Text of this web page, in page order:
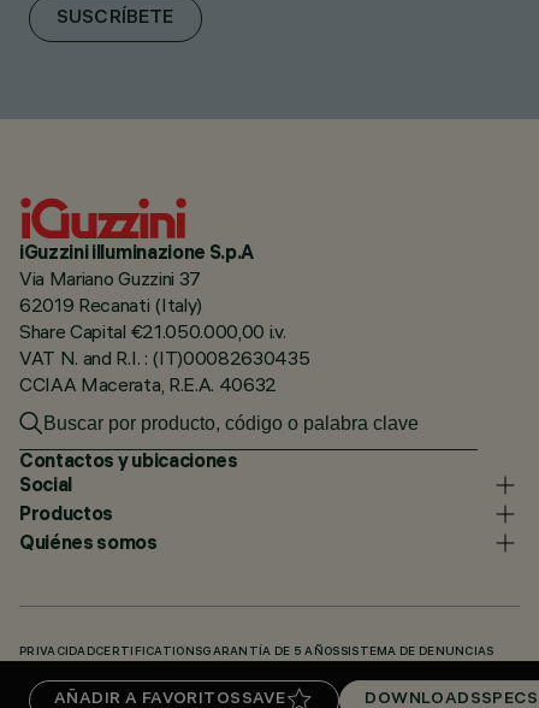
AÑADIR A FAVORITOS SAVE DOWNLOADSSPECS
SUSCRÍBETE
iGuzzini illuminazione S.p.A
Via Mariano Guzzini 37
62019 Recanati (Italy)
Share Capital €21.050.000,00 i.v.
VAT N. and R.I. : (IT)00082630435
CCIAA Macerata, R.E.A. 40632
Contactos y ubicaciones
Social
Productos
Quiénes somos
PRIVACIDADCERTIFICATIONSGARANTÍA DE 5 AÑOS SISTEMA DE DENUNCIAS
KNOWLEDGE BASE (LOGIN REQUIRED)DOWNLOADS